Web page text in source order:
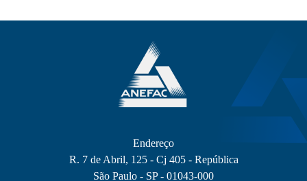
Endereço
R. 7 de Abril, 125 - Cj 405 - República
São Paulo - SP - 01043-000